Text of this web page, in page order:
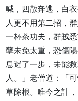
喊，四散奔逃，白
人更不用第二招，
一杯茶功夫，群賊
孽未免太重，恐傷
息遲了一步，未能
人。」老僧道：「
草除根。唯今之計